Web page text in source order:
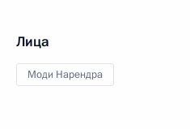
Лица
Моди Нарендра